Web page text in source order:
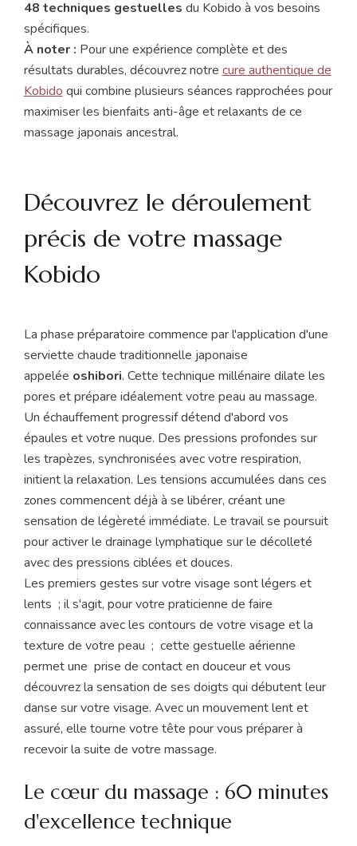
48 techniques gestuelles du Kobido à vos besoins
spécifiques.
À noter : Pour une expérience complète et des
résultats durables, découvrez notre cure authentique de
Kobido qui combine plusieurs séances rapprochées pour
maximiser les bienfaits anti-âge et relaxants de ce
massage japonais ancestral.
Découvrez le déroulement
précis de votre massage
Kobido
La phase préparatoire commence par l'application d'une
serviette chaude traditionnelle japonaise
appelée oshibori. Cette technique millénaire dilate les
pores et prépare idéalement votre peau au massage.
Un échauffement progressif détend d'abord vos
épaules et votre nuque. Des pressions profondes sur
les trapèzes, synchronisées avec votre respiration,
initient la relaxation. Les tensions accumulées dans ces
zones commencent déjà à se libérer, créant une
sensation de légèreté immédiate. Le travail se poursuit
pour activer le drainage lymphatique sur le décolleté
avec des pressions ciblées et douces.
Les premiers gestes sur votre visage sont légers et
lents ; il s'agit, pour votre praticienne de faire
connaissance avec les contours de votre visage et la
texture de votre peau ; cette gestuelle aérienne
permet une prise de contact en douceur et vous
découvrez la sensation de ses doigts qui débutent leur
danse sur votre visage. Avec un mouvement lent et
assuré, elle tourne votre tête pour vous préparer à
recevoir la suite de votre massage.
Le cœur du massage : 60 minutes
d'excellence technique